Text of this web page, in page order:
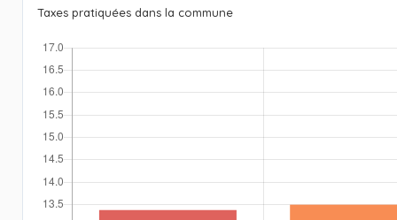
Taxes pratiquées dans la commune